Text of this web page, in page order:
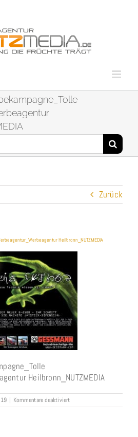
Zurück
Heilbronn_NUTZMEDIA
Heilbronn_NUTZMEDIA
| Kommentare deaktiviertfür